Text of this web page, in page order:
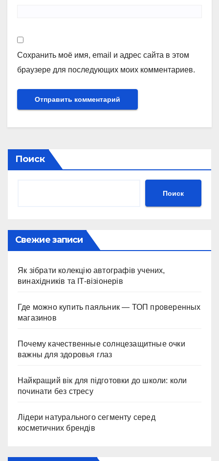
Сохранить моё имя, email и адрес сайта в этом
браузере для последующих моих комментариев.
Поиск
Поиск
Свежие записи
Як зібрати колекцію автографів учених,
винахідників та IT-візіонерів
Где можно купить паяльник — ТОП проверенных
магазинов
Почему качественные солнцезащитные очки
важны для здоровья глаз
Найкращий вік для підготовки до школи: коли
починати без стресу
Лідери натурального сегменту серед
косметичних брендів